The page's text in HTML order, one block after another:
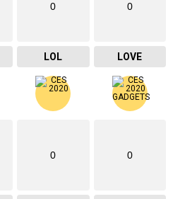
0
LOL
0
LOVE
0 0